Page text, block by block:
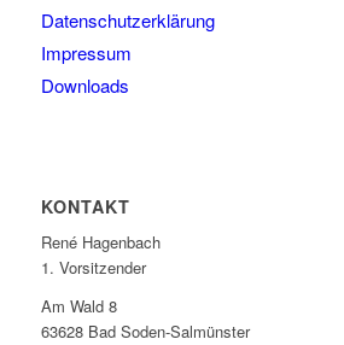
Datenschutzerklärung
Impressum
Downloads
KONTAKT
René Hagenbach
1. Vorsitzender
Am Wald 8
63628 Bad Soden-Salmünster